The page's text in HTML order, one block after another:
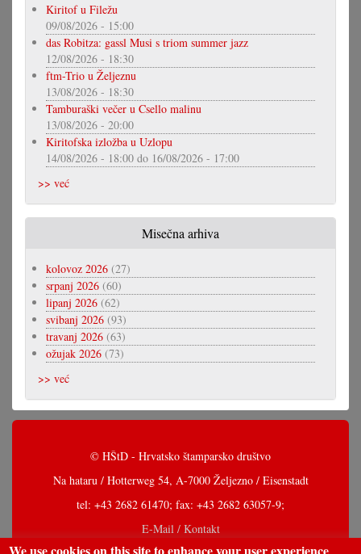
Kiritof u Filežu
09/08/2026 - 15:00
das Robitza: gassl Musi s triom summer jazz
12/08/2026 - 18:30
ftm-Trio u Željeznu
13/08/2026 - 18:30
Tamburaški večer u Csello malinu
13/08/2026 - 20:00
Kiritofska izložba u Uzlopu
14/08/2026 - 18:00 do 16/08/2026 - 17:00
>> već
Misečna arhiva
kolovoz 2026 (27)
srpanj 2026 (60)
lipanj 2026 (62)
svibanj 2026 (93)
travanj 2026 (63)
ožujak 2026 (73)
>> već
© HŠtD - Hrvatsko štamparsko društvo
Na hataru / Hotterweg 54, A-7000 Željezno / Eisenstadt
tel: +43 2682 61470; fax: +43 2682 63057-9;
E-Mail / Kontakt